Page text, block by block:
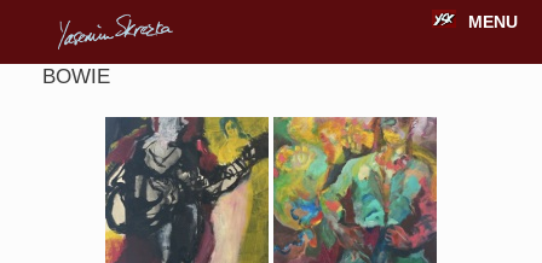
MENU
BOWIE